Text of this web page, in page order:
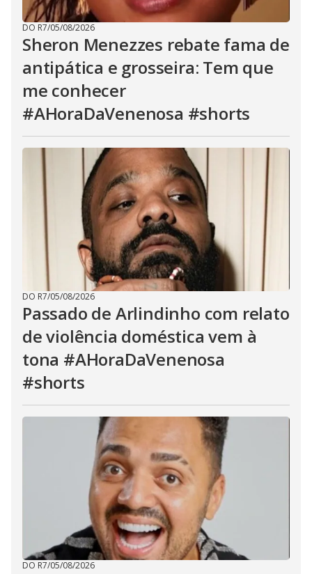
DO R7/05/08/2026
Sheron Menezzes rebate fama de
antipática e grosseira: Tem que
me conhecer
#AHoraDaVenenosa #shorts
DO R7/05/08/2026
Passado de Arlindinho com relato
de violência doméstica vem à
tona #AHoraDaVenenosa
#shorts
DO R7/05/08/2026